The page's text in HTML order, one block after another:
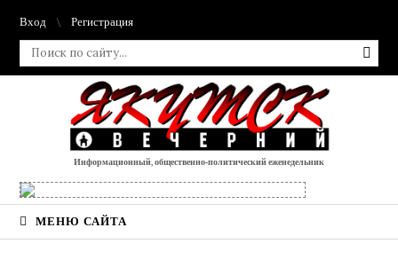
Вход Регистрация
Информационный, общественно-политический еженедельник
МЕНЮ САЙТА